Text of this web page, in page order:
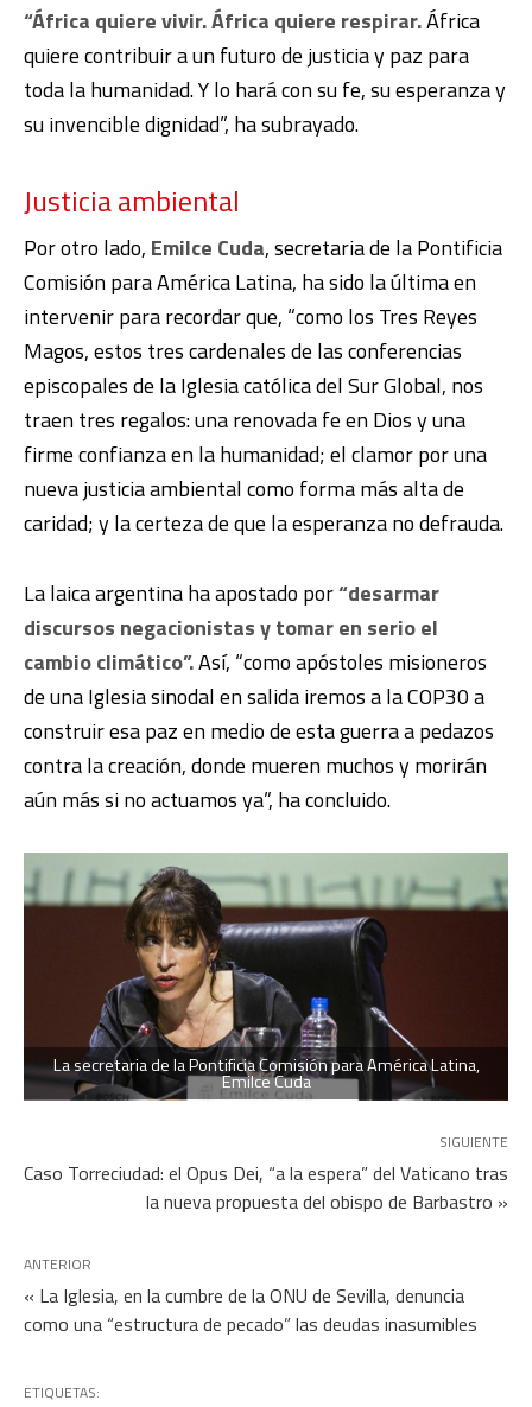
“África quiere vivir. África quiere respirar.África
quiere contribuir a un futuro de justicia y paz para
toda la humanidad. Y lo hará con su fe, su esperanza y
su invencible dignidad”, ha subrayado.
Justicia ambiental
Por otro lado, Emilce Cuda, secretaria de la Pontificia
Comisión para América Latina, ha sido la última en
intervenir para recordar que, “como los Tres Reyes
Magos, estos tres cardenales de las conferencias
episcopales de la Iglesia católica del Sur Global, nos
traen tres regalos: una renovada fe en Dios y una
firme confianza en la humanidad; el clamor por una
nueva justicia ambiental como forma más alta de
caridad; y la certeza de que la esperanza no defrauda.
La laica argentina ha apostado por“desarmar
discursos negacionistas y tomar en serio el
cambio climático”.Así, “como apóstoles misioneros
de una Iglesia sinodal en salida iremos a la COP30 a
construir esa paz en medio de esta guerra a pedazos
contra la creación, donde mueren muchos y morirán
aún más si no actuamos ya”, ha concluido.
La secretaria de la Pontificia Comisión para América Latina,
Emilce Cuda
SIGUIENTE
Caso Torreciudad: el Opus Dei, “a la espera” del Vaticano tras
la nueva propuesta del obispo de Barbastro »
ANTERIOR
« La Iglesia, en la cumbre de la ONU de Sevilla, denuncia
como una “estructura de pecado” las deudas inasumibles
ETIQUETAS: